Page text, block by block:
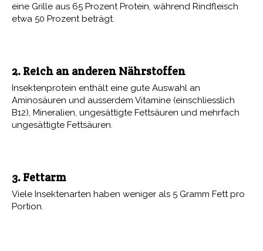
eine Grille aus 65 Prozent Protein, während Rindfleisch
etwa 50 Prozent beträgt.
2. Reich an anderen Nährstoffen
Insektenprotein enthält eine gute Auswahl an
Aminosäuren und ausserdem Vitamine (einschliesslich
B12), Mineralien, ungesättigte Fettsäuren und mehrfach
ungesättigte Fettsäuren.
3. Fettarm
Viele Insektenarten haben weniger als 5 Gramm Fett pro
Portion.